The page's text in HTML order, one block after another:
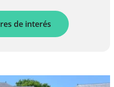
de interés